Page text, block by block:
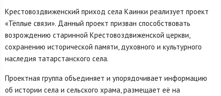
Крестовоздвиженский приход села Каинки реализует проект
«Тёплые связи». Данный проект призван способствовать
возрождению старинной Крестовоздвиженской церкви,
сохранению исторической памяти, духовного и культурного
наследия татарстанского села.
Проектная группа объединяет и упорядочивает информацию
об истории села и сельского храма, размещает её на